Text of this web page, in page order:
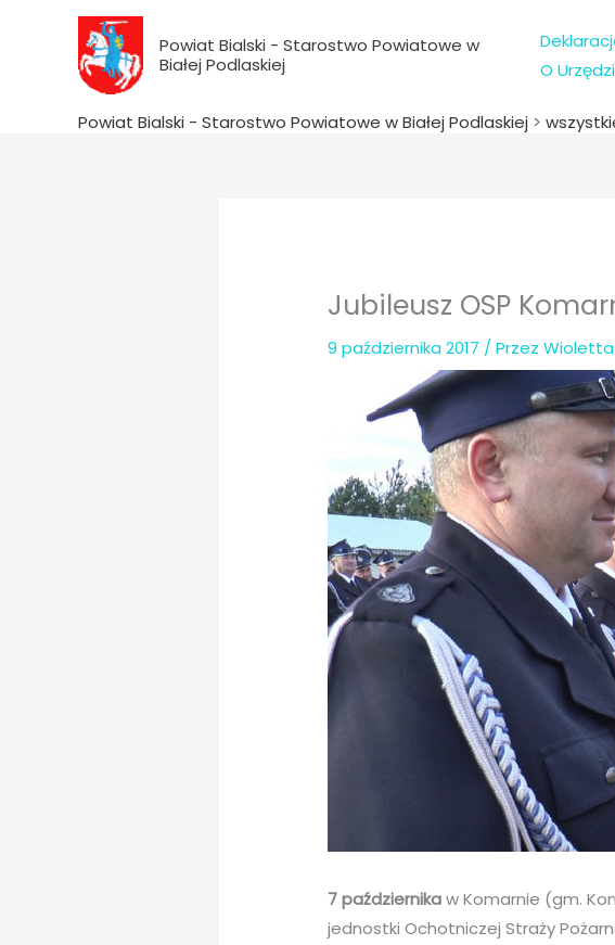
Powiat Bialski - Starostwo Powiatowe w
Białej Podlaskiej
O
Powiat Bialski - Starostwo Powiatowe w Białej Podlaskiej >
Jubileusz OSP
9 października 2017 / PrzezWioletta
7 październikaw Komarnie (gm.
jednostki Ochotniczej Straży